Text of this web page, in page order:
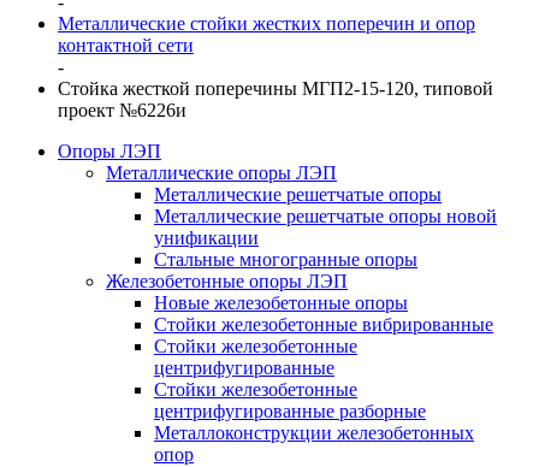
Металлические стойки жестких поперечин и опор
контактной сети
-
Стойка жесткой поперечины МГП2-15-120, типовой
проект №6226и
Опоры ЛЭП
Металлические опоры ЛЭП
Металлические решетчатые опоры
Металлические решетчатые опоры новой
унификации
Стальные многогранные опоры
Железобетонные опоры ЛЭП
Новые железобетонные опоры
Стойки железобетонные вибрированные
Стойки железобетонные
центрифугированные
Стойки железобетонные
центрифугированные разборные
Металлоконструкции железобетонных
опор